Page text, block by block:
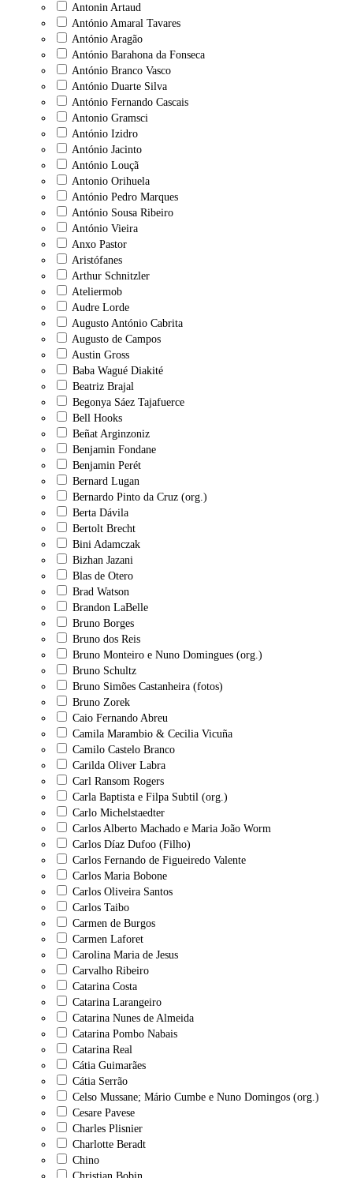
Antonin Artaud
António Amaral Tavares
António Aragão
António Barahona da Fonseca
António Branco Vasco
António Duarte Silva
António Fernando Cascais
Antonio Gramsci
António Izidro
António Jacinto
António Louçã
Antonio Orihuela
António Pedro Marques
António Sousa Ribeiro
António Vieira
Anxo Pastor
Aristófanes
Arthur Schnitzler
Ateliermob
Audre Lorde
Augusto António Cabrita
Augusto de Campos
Austin Gross
Baba Wagué Diakité
Beatriz Brajal
Begonya Sáez Tajafuerce
Bell Hooks
Beñat Arginzoniz
Benjamin Fondane
Benjamin Perét
Bernard Lugan
Bernardo Pinto da Cruz (org.)
Berta Dávila
Bertolt Brecht
Bini Adamczak
Bizhan Jazani
Blas de Otero
Brad Watson
Brandon LaBelle
Bruno Borges
Bruno dos Reis
Bruno Monteiro e Nuno Domingues (org.)
Bruno Schultz
Bruno Simões Castanheira (fotos)
Bruno Zorek
Caio Fernando Abreu
Camila Marambio & Cecilia Vicuña
Camilo Castelo Branco
Carilda Oliver Labra
Carl Ransom Rogers
Carla Baptista e Filpa Subtil (org.)
Carlo Michelstaedter
Carlos Alberto Machado e Maria João Worm
Carlos Díaz Dufoo (Filho)
Carlos Fernando de Figueiredo Valente
Carlos Maria Bobone
Carlos Oliveira Santos
Carlos Taibo
Carmen de Burgos
Carmen Laforet
Carolina Maria de Jesus
Carvalho Ribeiro
Catarina Costa
Catarina Larangeiro
Catarina Nunes de Almeida
Catarina Pombo Nabais
Catarina Real
Cátia Guimarães
Cátia Serrão
Celso Mussane; Mário Cumbe e Nuno Domingos (org.)
Cesare Pavese
Charles Plisnier
Charlotte Beradt
Chino